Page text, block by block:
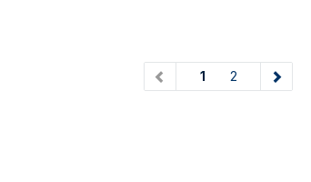
1 (current)
2